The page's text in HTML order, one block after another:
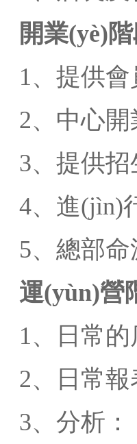
開業(yè)
1、提供
2、中心
3、提供
4、進(jìn)
5、總部
運(yùn)營
1、日常
2、日常報
3、分析：